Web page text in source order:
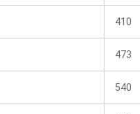
410
473
540